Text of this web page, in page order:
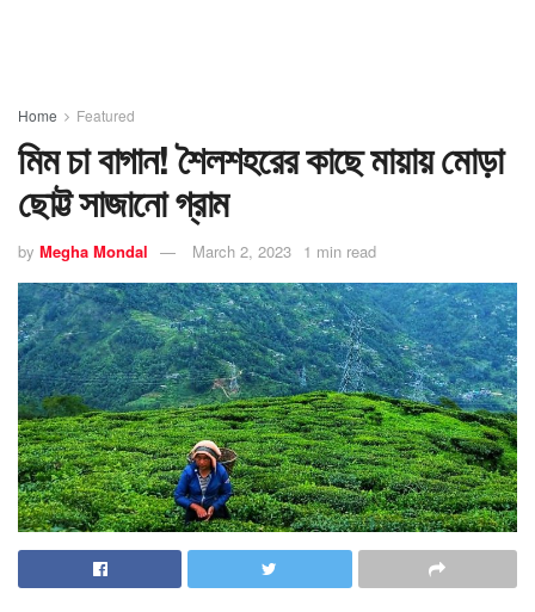
Home Featured
মিম চা বাগান! শৈলশহরের কাছে মায়ায় মোড়া
ছোট্ট সাজানো গ্রাম
by Megha Mondal March 2, 2023 1 min read